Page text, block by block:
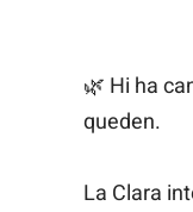
🌿 Hi ha
queden.
La Clara